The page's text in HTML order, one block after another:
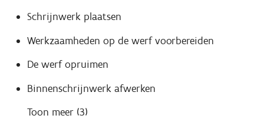
Schrijnwerk plaatsen
Werkzaamheden op de werf voorbereiden
De werf opruimen
Binnenschrijnwerk afwerken
Toon meer (3)